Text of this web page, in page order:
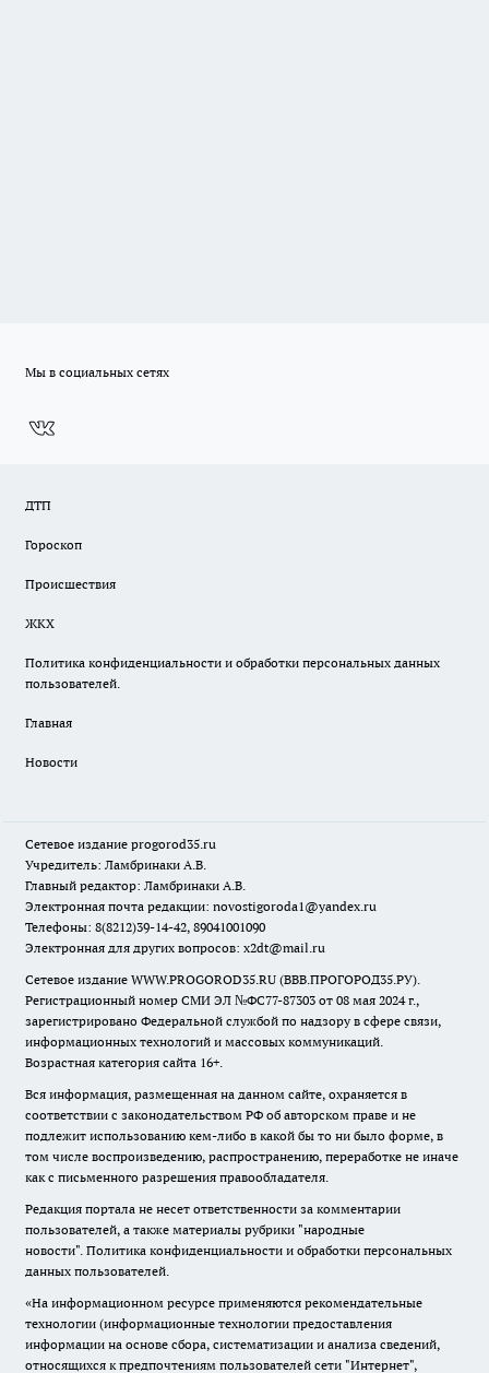
Мы в социальных сетях
ДТП
Гороскоп
Происшествия
ЖКХ
Политика конфиденциальности и обработки персональных данных
пользователей.
Главная
Новости
Сетевое издание progorod35.ru
Учредитель: Ламбринаки А.В.
Главный редактор: Ламбринаки А.В.
Электронная почта редакции: novostigoroda1@yandex.ru
Телефоны: 8(8212)39-14-42, 89041001090
Электронная для других вопросов: x2dt@mail.ru
Сетевое издание WWW.PROGOROD35.RU (ВВВ.ПРОГОРОД35.РУ).
Регистрационный номер СМИ ЭЛ №ФС77-87303 от 08 мая 2024 г.,
зарегистрировано Федеральной службой по надзору в сфере связи,
информационных технологий и массовых коммуникаций.
Возрастная категория сайта 16+.
Вся информация, размещенная на данном сайте, охраняется в
соответствии с законодательством РФ об авторском праве и не
подлежит использованию кем-либо в какой бы то ни было форме, в
том числе воспроизведению, распространению, переработке не иначе
как с письменного разрешения правообладателя.
Редакция портала не несет ответственности за комментарии
пользователей, а также материалы рубрики "народные
новости". Политика конфиденциальности и обработки персональных
данных пользователей.
«На информационном ресурсе применяются рекомендательные
технологии (информационные технологии предоставления
информации на основе сбора, систематизации и анализа сведений,
относящихся к предпочтениям пользователей сети "Интернет",